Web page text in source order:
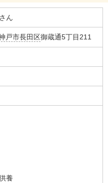
ん
戸市長田区御蔵通5丁目211
養